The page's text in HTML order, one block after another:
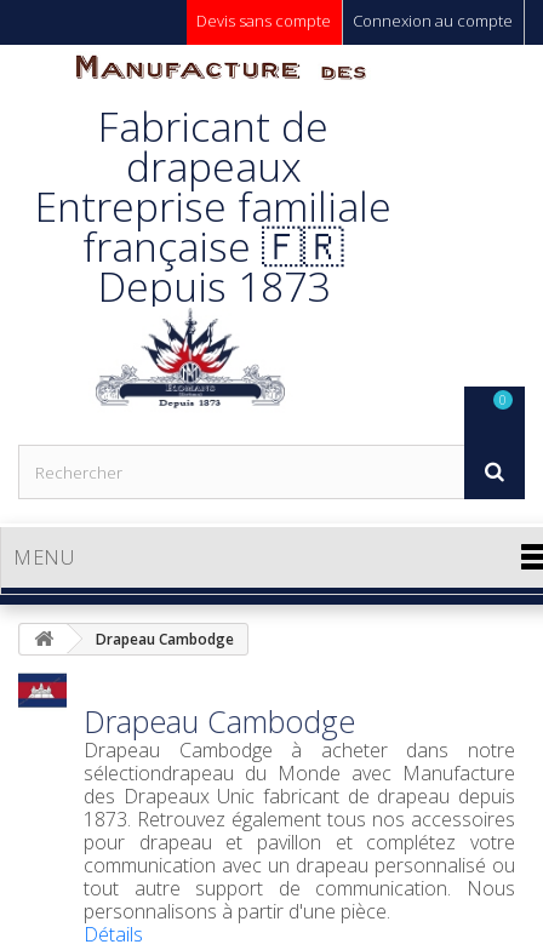
Connexion au compte
Devis sans compte
Manufacture
Des
Drapeaux
Unic s.a.
Fabricant de
drapeaux
Entreprise familiale
française 🇫🇷
Depuis 1873
MENU
0
Drapeau Cambodge
Drapeau Cambodge
Drapeau Cambodge à acheter dans notre
sélectiondrapeau du Monde avec Manufacture
des Drapeaux Unic fabricant de drapeau depuis
1873. Retrouvez également tous nos accessoires
pour drapeau et pavillon et complétez votre
communication avec un drapeau personnalisé ou
tout autre support de communication. Nous
personnalisons à partir d'une pièce.
Détails